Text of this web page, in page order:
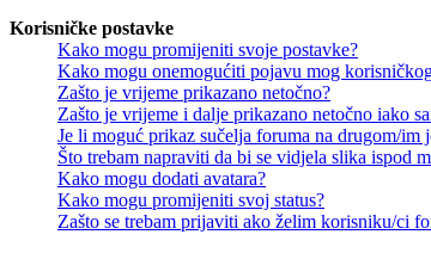
Korisničke postavke
Kako mogu promijeniti svoje postavke?
Kako mogu onemogućiti pojavu mog
Zašto je vrijeme prikazano netočno?
Zašto je vrijeme i dalje prikazano netočno iako
Je li moguć prikaz sučelja foruma na drugom/im
Što trebam napraviti da bi se vidjela slika ispod
Kako mogu dodati avatara?
Kako mogu promijeniti svoj status?
Zašto se trebam prijaviti ako želim korisniku/ci